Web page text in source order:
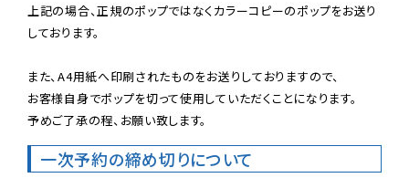
上記の場合、正規のポップではなくカラーコピーのポップをお送り
しております。
また、A4用紙へ印刷されたものをお送りしておりますので、
お客様自身でポップを切って使用していただくことになります。
予めご了承の程、お願い致します。
一次予約の締め切りについて